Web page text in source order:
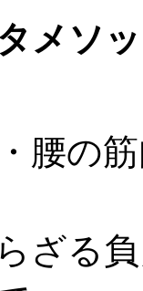
メソ
腰の
ざる